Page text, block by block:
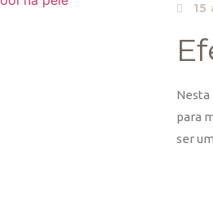
15
Nesta
para
ser